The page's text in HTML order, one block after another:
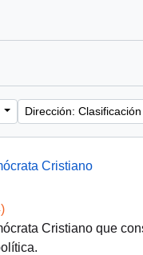
Dirección:
Cristiano
Cristiano que